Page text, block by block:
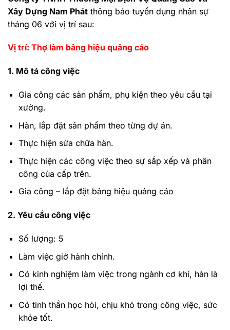
Xây Dựng Nam Phát thông báo tuyển dụng nhân sự
tháng 06 với vị trí sau:
Vị trí: Thợ làm bảng hiệu quảng cáo
1. Mô tả công việc
Gia công các sản phẩm, phụ kiện theo yêu cầu tại
xưởng.
Hàn, lắp đặt sản phẩm theo từng dự án.
Thực hiện sửa chữa hàn.
Thực hiện các công việc theo sự sắp xếp và phân
công của cấp trên.
Gia công – lắp đặt bảng hiệu quảng cáo
2. Yêu cầu công việc
Số lượng: 5
Làm việc giờ hành chính.
Có kinh nghiệm làm việc trong ngành cơ khí, hàn là
lợi thế.
Có tinh thần học hỏi, chịu khó trong công việc, sức
khỏe tốt.